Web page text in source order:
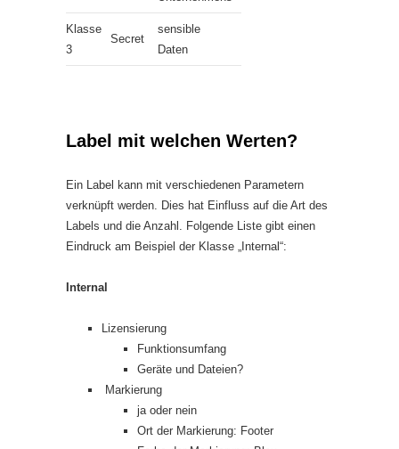
Klasse
3
Secret
sensible
Daten
Label mit welchen Werten?
Ein Label kann mit verschiedenen Parametern
verknüpft werden. Dies hat Einfluss auf die Art des
Labels und die Anzahl. Folgende Liste gibt einen
Eindruck am Beispiel der Klasse „Internal“:
Internal
Lizensierung
Funktionsumfang
Geräte und Dateien?
Markierung
ja oder nein
Ort der Markierung: Footer